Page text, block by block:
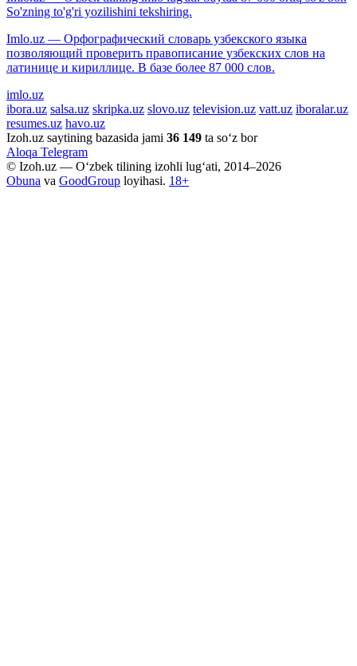
So'zning to'g'ri yozilishini tekshiring.
Imlo.uz — Орфографический словарь узбекского языка
позволяющий проверить правописание узбекских слов на
латинице и кириллице. В базе более 87 000 слов.
imlo.uz
ibora.uz salsa.uz skripka.uz slovo.uz television.uz vatt.uz iboralar.uz
resumes.uz havo.uz
Izoh.uz saytining bazasida jami 36 149 ta so‘z bor
Aloqa Telegram
© Izoh.uz — O‘zbek tilining izohli lug‘ati, 2014–2026
Obuna va GoodGroup loyihasi. 18+